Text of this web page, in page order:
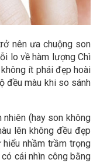
nên ưa chuộng son
lo về hàm lượng Chì
ít phái đẹp hoài
đều màu khi so sánh
nhiên (hay son không
lên không đều đẹp
nhầm trầm trọng
cái nhìn công bằng